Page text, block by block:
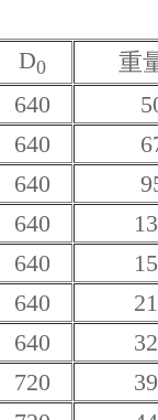
D0
重
640
640
640
640
640
640
640
720